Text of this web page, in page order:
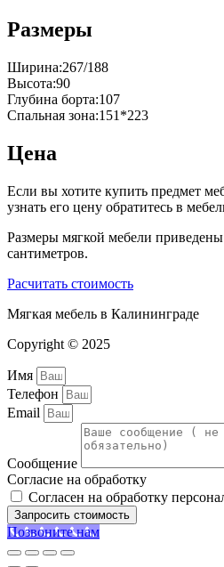
Размеры
Ширина:267/188
Высота:90
Глубина борта:107
Спальная зона:151*223
Цена
Если вы хотите купить предмет
узнать его цену обратитесь в
Размеры мягкой мебели
сантиметров.
Расчитать стоимость
Мягкая мебель в Калининграде
Copyright © 2025
Имя
Телефон
Email
Сообщение
Согласие на обработку
Согласен на обработку
Запросить стоимость
Позвоните нам